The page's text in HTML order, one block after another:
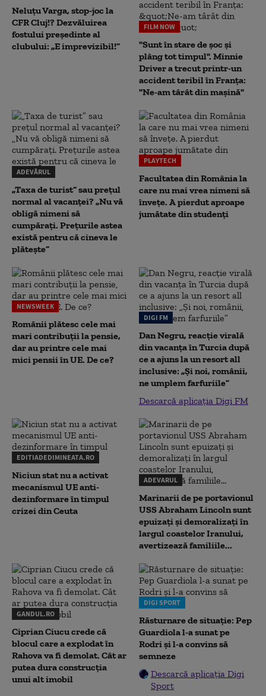
Neluțu Varga, stop-joc la
CFR Cluj!? Dezvăluirea
fostului președinte al
clubului: „E imprevizibil!”
FILM NOW
"Sunt în stare de șoc și
plâng tot timpul". Minnie
Driver a trecut printr-un
accident teribil în Franța:
"Ne-am târât din mașină"
ADEVĂRUL
„Taxa de turist” sau prețul
normal al vacanței? „Nu vă
obligă nimeni să
cumpărați. Prețurile astea
există pentru că cineva le
plătește”
PLAYTECH
Facultatea din România la
care nu mai vrea nimeni să
înveţe. A pierdut aproape
jumătate din studenţi
NEWSWEEK
Românii plătesc cele mai
mari contribuții la pensie,
dar au printre cele mai
mici pensii în UE. De ce?
DIGI FM
Dan Negru, reacție virală
din vacanța în Turcia după
ce a ajuns la un resort all
inclusive: „Și noi, românii,
ne umplem farfuriile”
Descarcă aplicația Digi FM
EDITIADEDIMINEATA.RO
Niciun stat nu a activat
mecanismul UE anti-
dezinformare în timpul
crizei din Ceuta
ADEVARUL
Marinarii de pe portavionul
USS Abraham Lincoln sunt
epuizați și demoralizați în
largul coastelor Iranului,
avertizează familiile...
GANDUL.RO
Ciprian Ciucu crede că
blocul care a explodat în
Rahova va fi demolat. Cât ar
putea dura construcția
unui alt imobil
DIGI SPORT
Răsturnare de situație: Pep
Guardiola l-a sunat pe
Rodri și l-a convins să
semneze
Descarcă aplicația Digi
Sport